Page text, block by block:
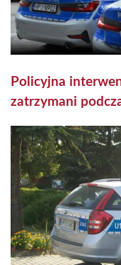
Policyjna
zatrzymani